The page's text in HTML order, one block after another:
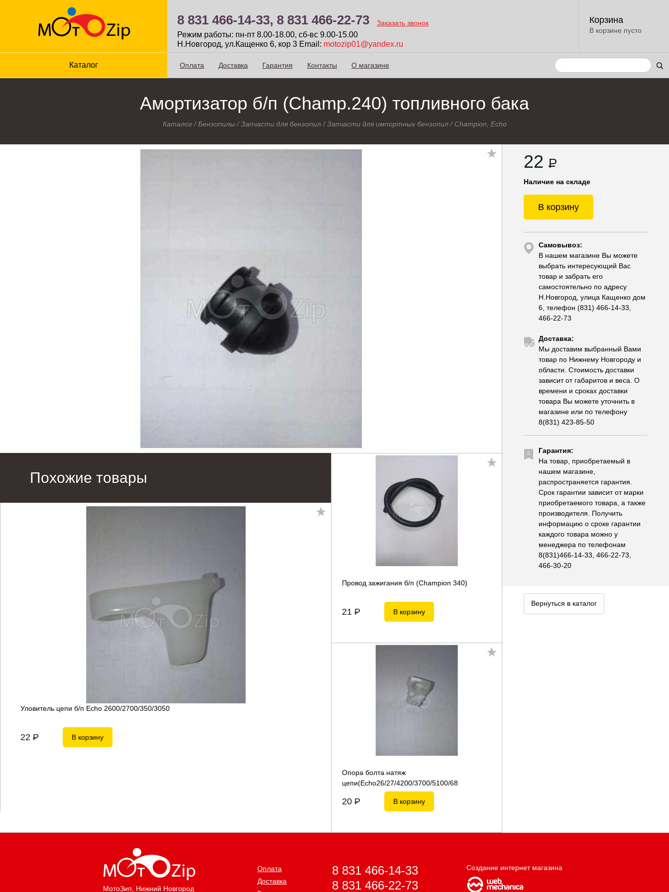
8 831 466-14-33, 8 831 466-22-73 Заказать звонок
Режим работы: пн-пт 8.00-18.00, сб-вc 9.00-15.00
Н.Новгород, ул.Кащенко 6, кор 3 Email: motozip01@yandex.ru
Корзина
В корзине пусто
Каталог Оплата Доставка Гарантия Контакты О магазине
Амортизатор б/п (Champ.240) топливного бака
Каталог/Бензопилы/Запчасти для бензопил/Запчасти для импортных бензопил/ Champion, Echo
22 P
Наличие на складе
В корзину
Самовывоз:
В нашем магазине Вы можете
выбрать интересующий Вас
товар и забрать его
самостоятельно по адресу
Н.Новгород, улица Кащенко дом
6, телефон (831) 466-14-33,
466-22-73
Доставка:
Мы доставим выбранный Вами
товар по Нижнему Новгороду и
области. Стоимость доставки
зависит от габаритов и веса. О
времени и сроках доставки
товара Вы можете уточнить в
магазине или по телефону
8(831) 423-85-50
Гарантия:
На товар, приобретаемый в
нашем магазине,
распространяется гарантия.
Срок гарантии зависит от марки
приобретаемого товара, а также
производителя. Получить
информацию о сроке гарантии
каждого товара можно у
менеджера по телефонам
8(831)466-14-33, 466-22-73,
466-30-20
Вернуться в каталог
Похожие товары
Уловитель цепи б/п Echo 2600/2700/350/3050
22 P В корзину
Провод зажигания б/п (Champion 340)
21 P В корзину
Опора болта натяж
цепи(Echo26/27/4200/3700/5100/68
20 P В корзину
МотоЗип , Нижний Новгород
Оплата
Доставка
8 831 466-14-33
8 831 466-22-73
Создание интернет магазина